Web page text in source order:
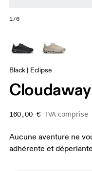
1/6
Black | Eclipse
160,00 € TVA comprise
Aucune aventure ne
adhérente et